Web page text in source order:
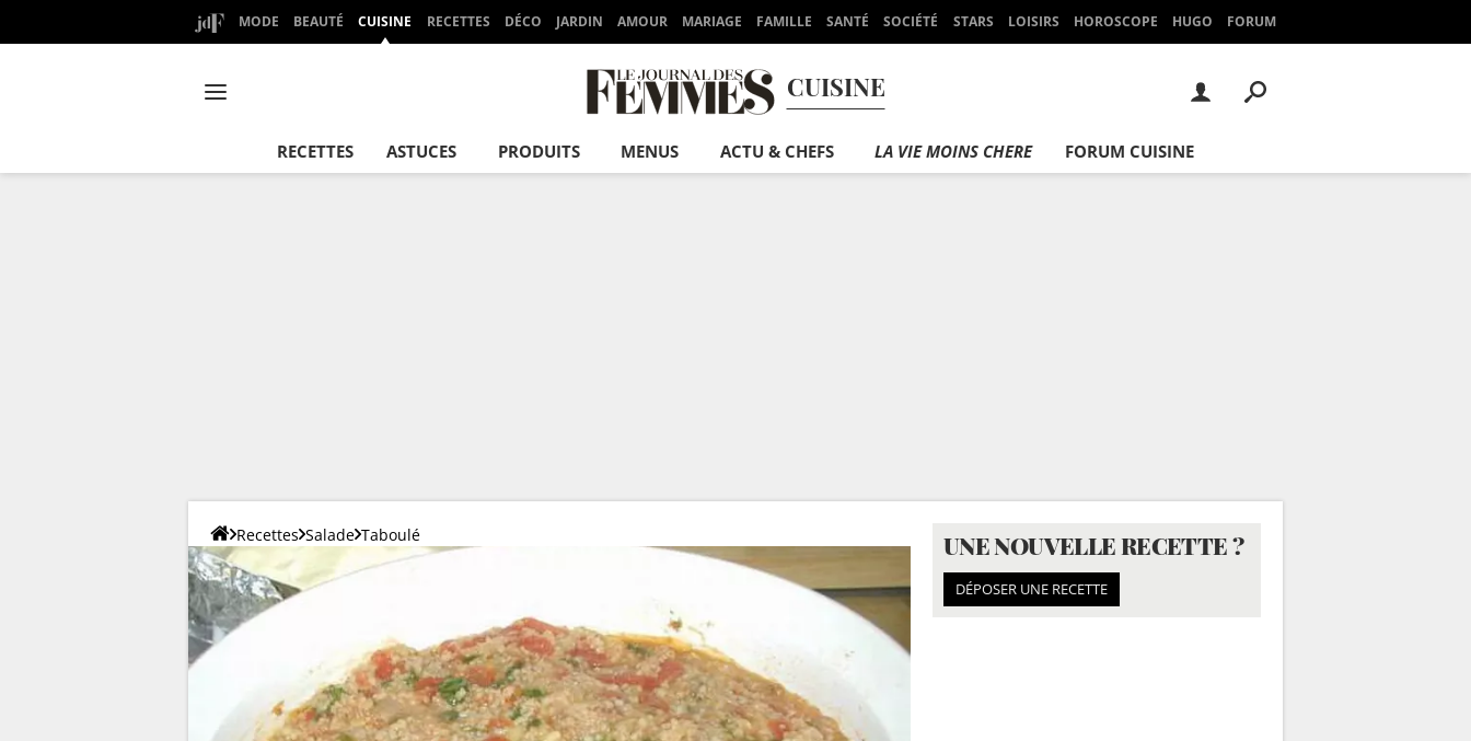
MODE BEAUTÉ CUISINE RECETTES DÉCO JARDIN AMOUR MARIAGE FAMILLE SANTÉ SOCIÉTÉ STARS LOISIRS HOROSCOPE HUGO FORUM
CUISINE
RECETTES ASTUCES PRODUITS MENUS ACTU & CHEFS LA VIE MOINS CHERE FORUM CUISINE
Recettes Salade Taboulé UNE NOUVELLE RECETTE ?
DÉPOSER UNE RECETTE